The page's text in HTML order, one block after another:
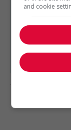
Adjoint
Adjoint
Adjoint
Analyste -
Adjoint
1 - 3 de 3 résultats
and cookie